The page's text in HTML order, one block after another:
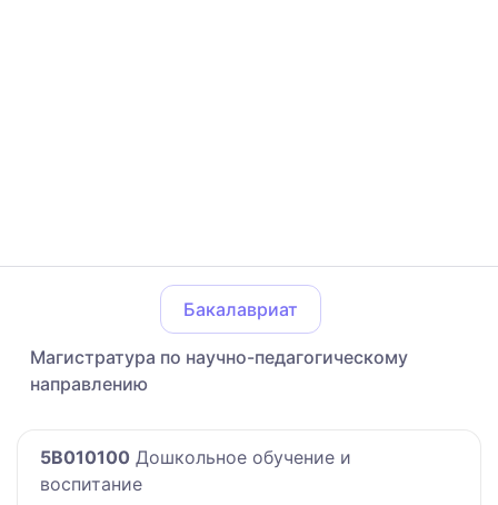
Бакалавриат
Магистратура по научно-педагогическому
направлению
5B010100 Дошкольное обучение и
воспитание